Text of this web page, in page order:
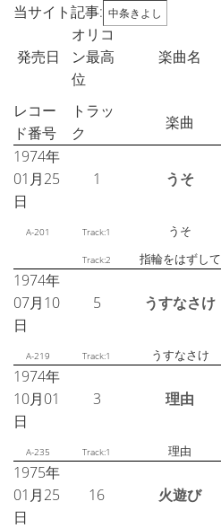
当サイト記事: 中条きよし
発売日
オリコ
ン最高
位
楽曲名
レコー
ド番号
トラッ
ク
楽曲
1974年
01月25
日
1 うそ
A-201 Track:1 うそ
Track:2 指輪をはずして
1974年
07月10
日
5 うすなさけ
A-219 Track:1 うすなさけ
1974年
10月01
日
3 理由
A-235 Track:1 理由
1975年
01月25
日
16 火遊び